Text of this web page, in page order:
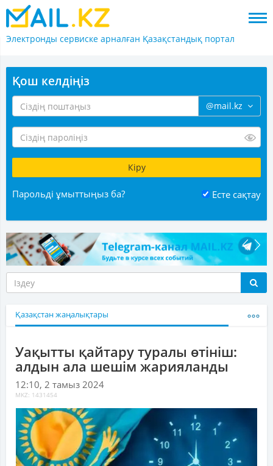
Электронды сервиске арналған Қазақстандық портал
Қош келдіңіз
@mail.kz
Парольді ұмыттыңыз ба? Есте сақтау
Қазақстан жаңалықтары
Уақытты қайтару туралы өтініш:
алдын ала шешім жарияланды
12:10, 2 тамыз 2024
MKZ: 1431454